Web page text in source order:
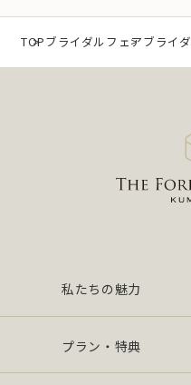
特定するとともに、法
用目的の達成に必要な
す。
（1）冠婚葬祭業及び
（2）互助会掛金の回
（3）少額短期保険募
また、当社は特定され
に必要な範囲を超えた
用）を行いません。
TOPブライダルフェアブライ
私たちの魅力
プラン・特典